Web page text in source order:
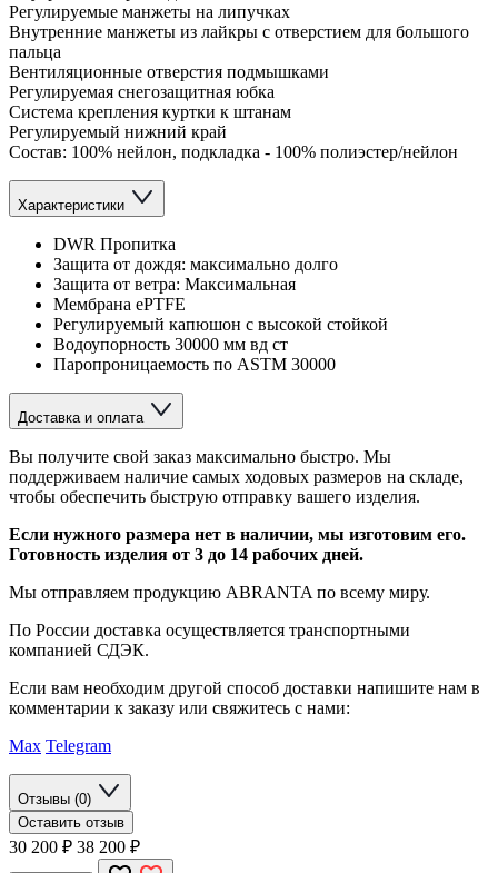
Регулируемые манжеты на липучках
Внутренние манжеты из лайкры с отверстием для большого
пальца
Вентиляционные отверстия подмышками
Регулируемая снегозащитная юбка
Система крепления куртки к штанам
Регулируемый нижний край
Состав: 100% нейлон, подкладка - 100% полиэстер/нейлон
Характеристики
DWR Пропитка
Защита от дождя: максимально долго
Защита от ветра: Максимальная
Мембрана ePTFE
Регулируемый капюшон с высокой стойкой
Водоупорность 30000 мм вд ст
Паропроницаемость по ASTM 30000
Доставка и оплата
Вы получите свой заказ максимально быстро. Мы
поддерживаем наличие самых ходовых размеров на складе,
чтобы обеспечить быструю отправку вашего изделия.
Если нужного размера нет в наличии, мы изготовим его.
Готовность изделия от 3 до 14 рабочих дней.
Мы отправляем продукцию ABRANTA по всему миру.
По России доставка осуществляется транспортными
компанией СДЭК.
Если вам необходим другой способ доставки напишите нам в
комментарии к заказу или свяжитесь с нами:
Max Telegram
Отзывы (0)
Оставить отзыв
30 200 ₽ 38 200 ₽